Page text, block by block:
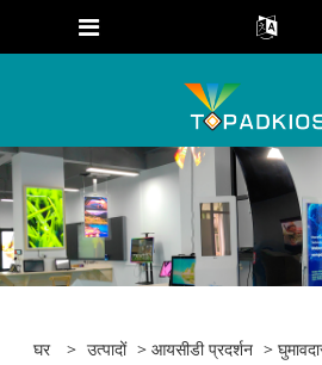
घर > उत्पादों >आयसीडी प्रदर्शन >